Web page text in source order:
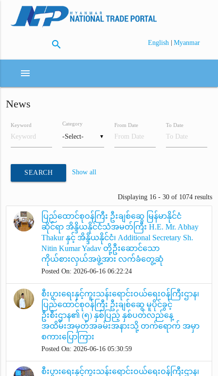
search English | Myanmar
menu
News
Keyword
▼
Category From Date To Date
SEARCH Show all
Displaying 16 - 30 of 1074 results
ပြည်ထောင်စုဝန်ကြီး ဦးချစ်ဆွေ မြန်မာနိုင်ငံ
ဆိုင်ရာ အိန္ဒိယနိုင်ငံသံအမတ်ကြီး H.E. Mr. Abhay
Thakur နှင့် အိန္ဒိယနိုင်ငံ၊ Additional Secretary Sh.
Nitin Kumar Yadav တို့ဦးဆောင်သော
ကိုယ်စားလှယ်အဖွဲ့အား လက်ခံတွေ့ဆုံ
Posted On: 2026-06-16 06:22:24
စီးပွားရေးနှင့်ကူးသန်းရောင်းဝယ်ရေးဝန်ကြီးဌာန၊
ပြည်ထောင်စုဝန်ကြီး ဦးချစ်ဆွေ မူပိုင်ခွင့်
ဦးစီးဌာန၏ (၅) နှစ်ပြည့် နှစ်ပတ်လည်နေ့
အထိမ်းအမှတ်အခမ်းအနားသို့ တက်ရောက် အမှာ
စကားပြောကြား
Posted On: 2026-06-16 05:30:59
စီးပွားရေးနှင့်ကူးသန်းရောင်းဝယ်ရေးဝန်ကြီးဌာန၊